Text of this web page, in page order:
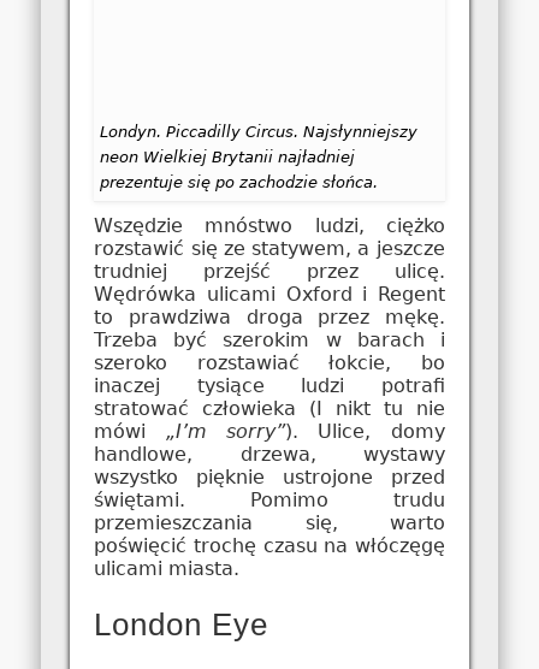
Londyn. Piccadilly Circus. Najsłynniejszy
neon Wielkiej Brytanii najładniej
prezentuje się po zachodzie słońca.
Wszędzie mnóstwo ludzi, ciężko
rozstawić się ze statywem, a jeszcze
trudniej przejść przez ulicę.
Wędrówka ulicami Oxford i Regent
to prawdziwa droga przez mękę.
Trzeba być szerokim w barach i
szeroko rozstawiać łokcie, bo
inaczej tysiące ludzi potrafi
stratować człowieka (I nikt tu nie
mówi „I’m sorry”). Ulice, domy
handlowe, drzewa, wystawy
wszystko pięknie ustrojone przed
świętami. Pomimo trudu
przemieszczania się, warto
poświęcić trochę czasu na włóczęgę
ulicami miasta.
London Eye